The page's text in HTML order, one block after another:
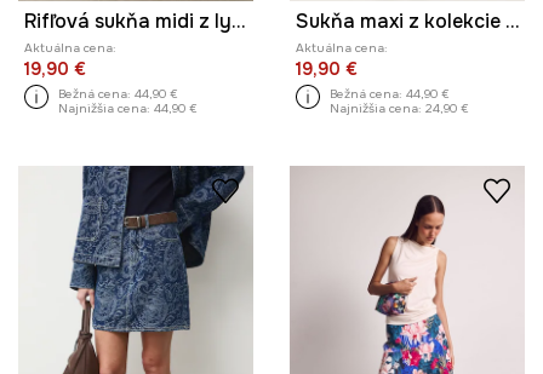
Rifľová sukňa midi z lyocellu
Aktuálna cena:
19,90 €
Bežná cena: 44,90 €
Najnižšia cena: 44,90 €
Sukňa maxi z kolekcie Eviva L'arte
Aktuálna cena:
19,90 €
Bežná cena: 44,90 €
Najnižšia cena: 24,90 €